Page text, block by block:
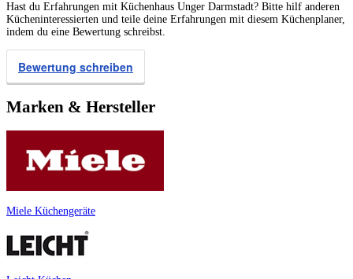
Hast du Erfahrungen mit Küchenhaus Unger Darmstadt? Bitte hilf anderen
Kücheninteressierten und teile deine Erfahrungen mit diesem Küchenplaner,
indem du eine Bewertung schreibst.
Bewertung schreiben
Marken & Hersteller
Miele Küchengeräte